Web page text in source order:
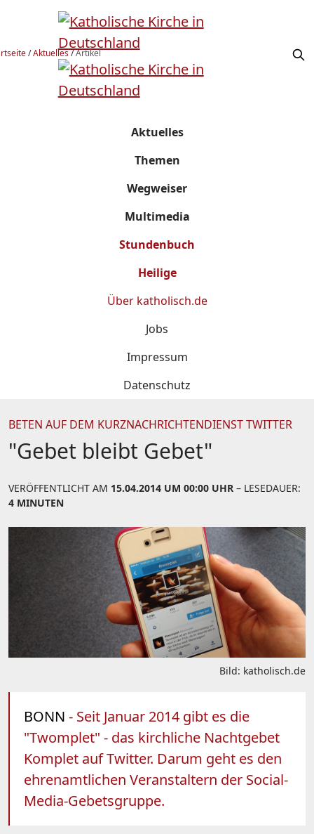
/Aktuelles/Artikel
Aktuelles
Themen
Wegweiser
Multimedia
Stundenbuch
Heilige
Über katholisch.de
Jobs
Impressum
Datenschutz
BETEN AUF DEM KURZNACHRICHTENDIENST TWITTER
"Gebet bleibt Gebet"
VERÖFFENTLICHT AM 15.04.2014 UM 00:00 UHR – LESEDAUER:
4 MINUTEN
Bild: katholisch.de
BONN - Seit Januar 2014 gibt es die
"Twomplet" - das kirchliche Nachtgebet
Komplet auf Twitter. Darum geht es den
ehrenamtlichen Veranstaltern der Social-
Media-Gebetsgruppe.